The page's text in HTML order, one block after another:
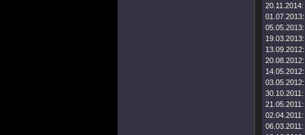
20.11.2014:
01.07.2013:
05.05.2013:
19.03.2013:
13.09.2012:
20.08.2012:
14.05.2012:
03.05.2012:
30.10.2011:
21.05.2011:
02.04.2011:
06.03.2011: